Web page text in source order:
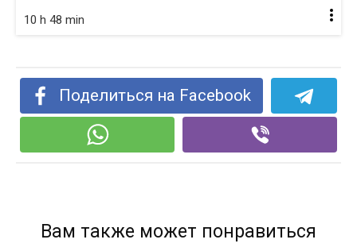
10 h 48 min
Поделиться на Facebook
Вам также может понравиться